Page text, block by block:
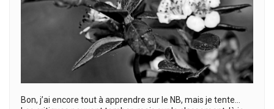
Bon, j’ai encore tout à apprendre sur le NB, mais je tente…